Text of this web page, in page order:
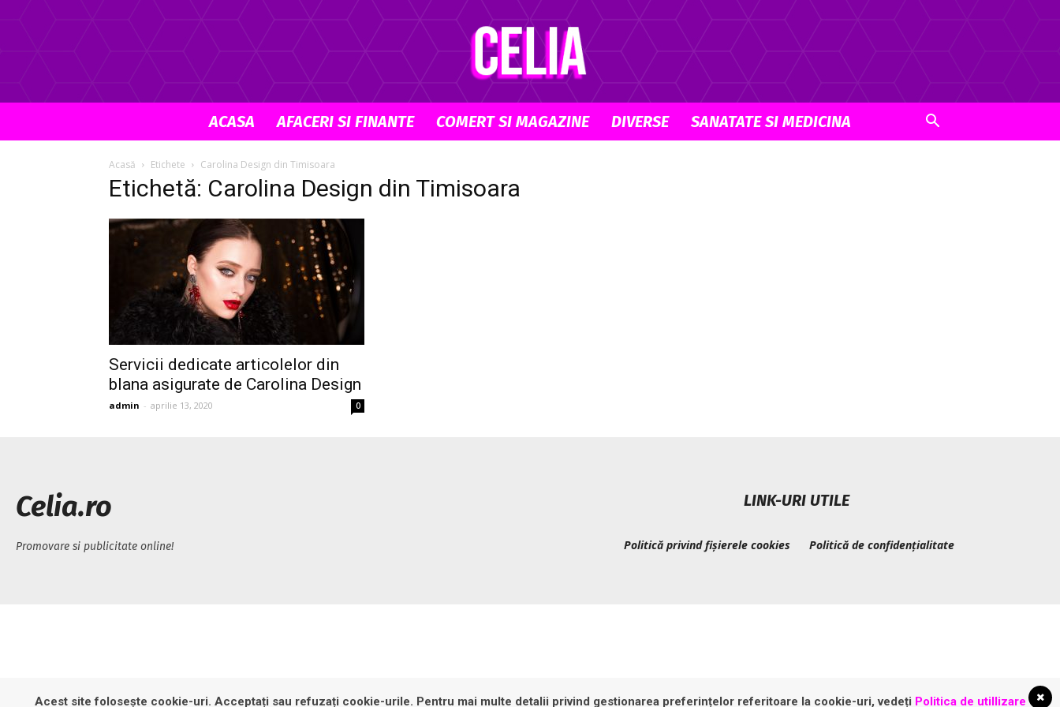
ACASA AFACERI SI FINANTE COMERT SI MAGAZINE DIVERSE SANATATE SI MEDICINA
Acasă Etichete Carolina Design din Timisoara
Etichetă: Carolina Design din Timisoara
Servicii dedicate articolelor din
blana asigurate de Carolina Design
admin - aprilie 13, 2020 0
Celia.ro
Promovare si publicitate online!
LINK-URI UTILE
Politică privind fișierele cookies Politică de confidențialitate
Acest site folosește cookie-uri. Acceptați sau refuzați cookie-urile. Pentru mai multe detalii privind gestionarea preferințelor referitoare la cookie-uri, vedeți Politica de utillizare